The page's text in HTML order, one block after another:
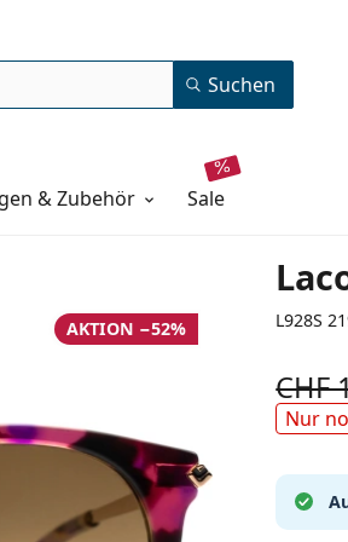
Suchen
& Zubehör sale
L928S
AKTION −52%
CHF
Nur